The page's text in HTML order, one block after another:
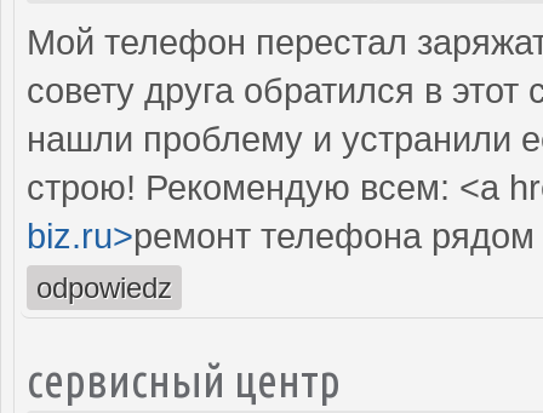
Мой телефон перестал
совету друга обратился в
нашли проблему и устранили
строю! Рекомендую всем: <a
biz.ru>ремонт телефона
odpowiedz
сервисный центр